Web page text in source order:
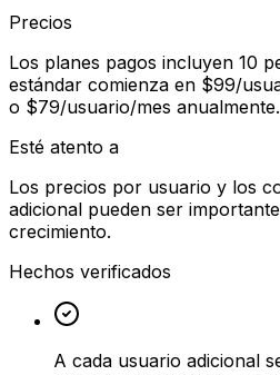
Precios
Los planes pagos incluyen 10
estándar comienza en $99/
o $79/usuario/mes anualmente.
Esté atento a
Los precios por usuario y los
adicional pueden ser
crecimiento.
Hechos verificados
A cada usuario adicional